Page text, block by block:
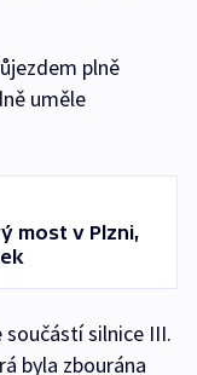
plně
uměle
most v Plzni,
silnice III.
byla zbourána